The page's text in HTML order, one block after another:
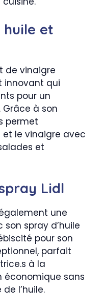
et
de vinaigre
innovant qui
pour un
à son
permet
et le vinaigre avec
et
Lidl
une
spray d’huile
pour son
parfait
à la
économique sans
l’huile.